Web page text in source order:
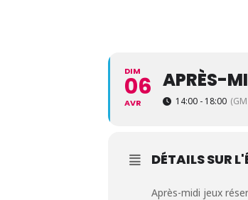
DIM
06
AVR
APRÈS-
14:00 - 18:00
DÉTAILS SUR
Après-midi jeux